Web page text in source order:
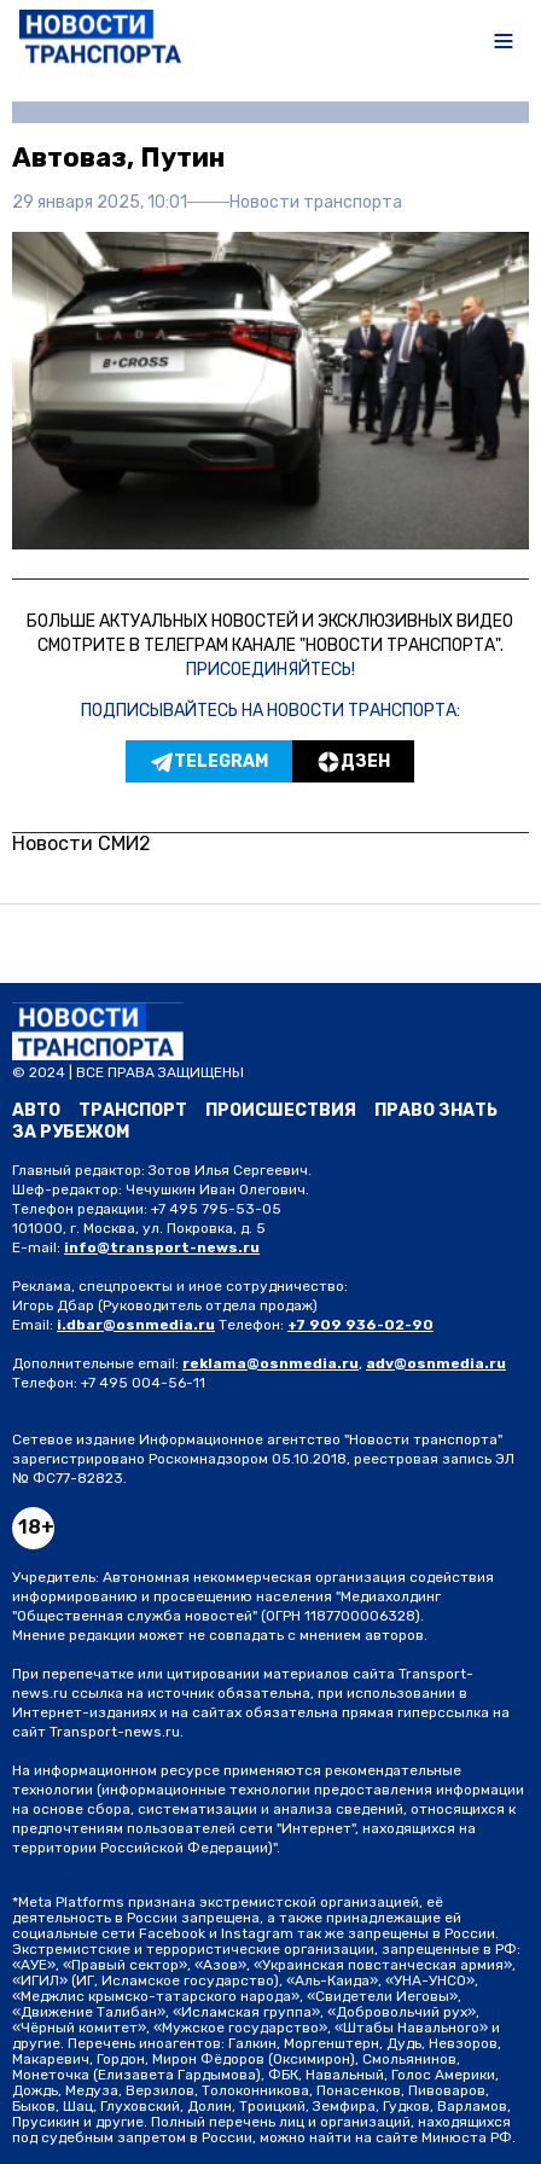
Автоваз, Путин
29 января 2025, 10:01 Новости транспорта
БОЛЬШЕ АКТУАЛЬНЫХ НОВОСТЕЙ И ЭКСКЛЮЗИВНЫХ ВИДЕО
СМОТРИТЕ В ТЕЛЕГРАМ КАНАЛЕ "НОВОСТИ ТРАНСПОРТА".
ПРИСОЕДИНЯЙТЕСЬ!
ПОДПИСЫВАЙТЕСЬ НА НОВОСТИ ТРАНСПОРТА:
TELEGRAM ДЗЕН
Новости СМИ2
© 2024 | ВСЕ ПРАВА ЗАЩИЩЕНЫ
АВТО ТРАНСПОРТ ПРОИСШЕСТВИЯ
ПРАВО ЗНАТЬ
ЗА РУБЕЖОМ
Главный редактор: Зотов Илья Сергеевич.
Шеф-редактор: Чечушкин Иван Олегович.
Телефон редакции: +7 495 795-53-05
101000, г. Москва, ул. Покровка, д. 5
E-mail: info@transport-news.ru
Реклама, спецпроекты и иное сотрудничество:
Игорь Дбар (Руководитель отдела продаж)
Email: i.dbar@osnmedia.ru Телефон: +7 909 936-02-90
Дополнительные email: reklama@osnmedia.ru, adv@osnmedia.ru
Телефон: +7 495 004-56-11
Сетевое издание Информационное агентство "Новости транспорта"
зарегистрировано Роскомнадзором 05.10.2018, реестровая запись ЭЛ
№ ФС77-82823.
18+
Учредитель: Автономная некоммерческая организация содействия
информированию и просвещению населения "Медиахолдинг
"Общественная служба новостей" (ОГРН 1187700006328).
Мнение редакции может не совпадать с мнением авторов.
При перепечатке или цитировании материалов сайта Transport-
news.ru ссылка на источник обязательна, при использовании в
Интернет-изданиях и на сайтах обязательна прямая гиперссылка на
сайт Transport-news.ru.
На информационном ресурсе применяются рекомендательные
технологии (информационные технологии предоставления информации
на основе сбора, систематизации и анализа сведений, относящихся к
предпочтениям пользователей сети "Интернет", находящихся на
территории Российской Федерации)".
*Meta Platforms признана экстремистской организацией, её
деятельность в России запрещена, а также принадлежащие ей
социальные сети Facebook и Instagram так же запрещены в России.
Экстремистские и террористические организации, запрещенные в РФ:
«АУЕ», «Правый сектор», «Азов», «Украинская повстанческая армия»,
«ИГИЛ» (ИГ, Исламское государство), «Аль-Каида», «УНА-УНСО»,
«Меджлис крымско-татарского народа», «Свидетели Иеговы»,
«Движение Талибан», «Исламская группа», «Добровольчий рух»,
«Чёрный комитет», «Мужское государство», «Штабы Навального» и
другие. Перечень иноагентов: Галкин, Моргенштерн, Дудь, Невзоров,
Макаревич, Гордон, Мирон Фёдоров (Оксимирон), Смольянинов,
Монеточка (Елизавета Гардымова), ФБК, Навальный, Голос Америки,
Дождь, Медуза, Верзилов, Толоконникова, Понасенков, Пивоваров,
Быков, Шац, Глуховский, Долин, Троицкий, Земфира, Гудков, Варламов,
Прусикин и другие. Полный перечень лиц и организаций, находящихся
под судебным запретом в России, можно найти на сайте Минюста РФ.